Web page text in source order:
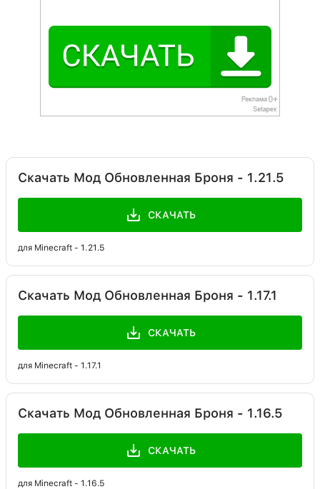
Скачать Мод Обновленная Броня - 1.21.5
СКАЧАТЬ
для Minecraft - 1.21.5
Скачать Мод Обновленная Броня - 1.17.1
СКАЧАТЬ
для Minecraft - 1.17.1
Скачать Мод Обновленная Броня - 1.16.5
СКАЧАТЬ
для Minecraft - 1.16.5